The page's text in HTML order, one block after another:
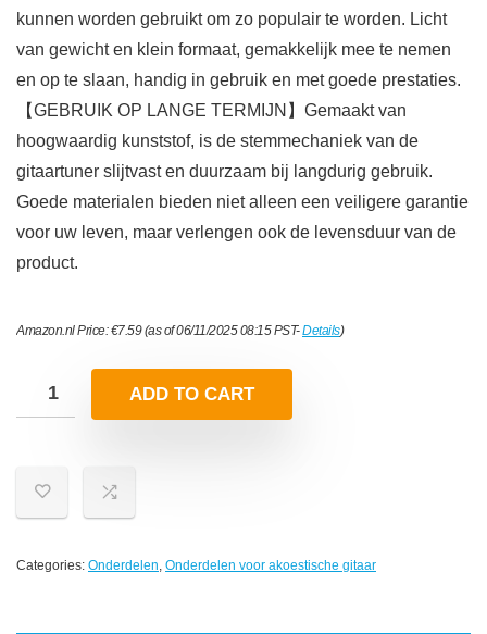
kunnen worden gebruikt om zo populair te worden. Licht
van gewicht en klein formaat, gemakkelijk mee te nemen
en op te slaan, handig in gebruik en met goede prestaties.
【GEBRUIK OP LANGE TERMIJN】Gemaakt van
hoogwaardig kunststof, is de stemmechaniek van de
gitaartuner slijtvast en duurzaam bij langdurig gebruik.
Goede materialen bieden niet alleen een veiligere garantie
voor uw leven, maar verlengen ook de levensduur van de
product.
Amazon.nl Price:€7.59(as of 06/11/2025 08:15 PST-Details)
ADD TO CART
Categories: Onderdelen, Onderdelen voor akoestische gitaar